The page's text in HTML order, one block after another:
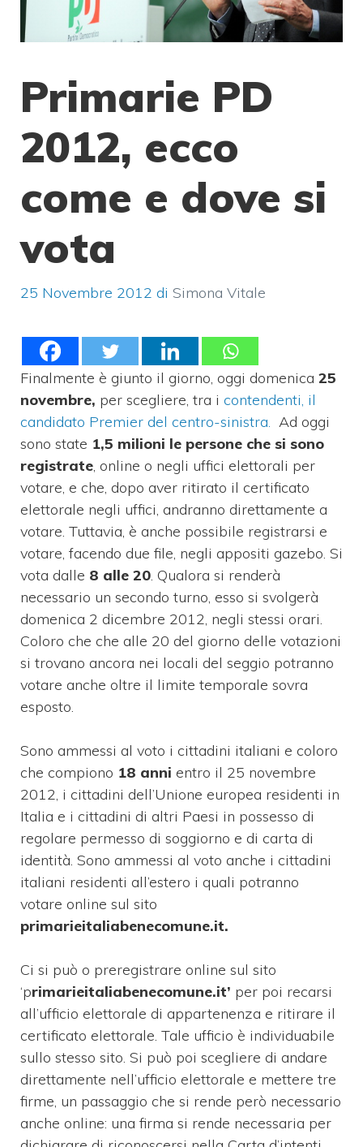
Primarie PD
2012, ecco
come e dove si
vota
25 Novembre 2012 di Simona Vitale
Finalmente è giunto il giorno, oggi domenica 25
novembre, per scegliere, tra i contendenti, il
candidato Premier del centro-sinistra.
Ad oggi
sono state 1,5 milioni le persone che si sono
registrate , online o negli uffici elettorali per
votare, e che, dopo aver ritirato il certificato
elettorale negli uffici, andranno direttamente a
votare. Tuttavia, è anche possibile registrarsi e
votare, facendo due file, negli appositi gazebo. Si
vota dalle 8 alle 20 . Qualora si renderà
necessario un secondo turno, esso si svolgerà
domenica 2 dicembre 2012, negli stessi orari.
Coloro che che alle 20 del giorno delle votazioni
si trovano ancora nei locali del seggio potranno
votare anche oltre il limite temporale sovra
esposto.
Sono ammessi al voto i cittadini italiani e coloro
che compiono 18 anni entro il 25 novembre
2012, i cittadini dell’Unione europea residenti in
Italia e i cittadini di altri Paesi in possesso di
regolare permesso di soggiorno e di carta di
identità. Sono ammessi al voto anche i cittadini
italiani residenti all’estero i quali potranno
votare online sul sito
primarieitaliabenecomune.it.
Ci si può o preregistrare online sul sito
‘primarieitaliabenecomune.it’ per poi recarsi
all’ufficio elettorale di appartenenza e ritirare il
certificato elettorale. Tale ufficio è individuabile
sullo stesso sito. Si può poi scegliere di andare
direttamente nell’ufficio elettorale e mettere tre
firme, un passaggio che si rende però necessario
anche online: una firma si rende necessaria per